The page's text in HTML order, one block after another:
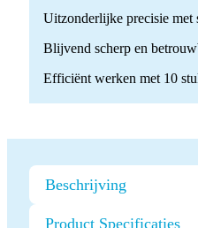
Uitzonderlijke precisie met
Blijvend scherp en
Efficiënt werken met 10
Beschrijving
Product Specificaties